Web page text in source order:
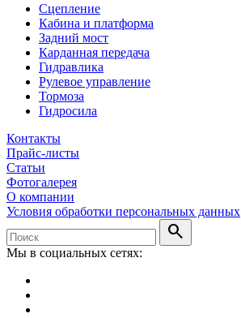
Сцепление
Кабина и платформа
Задний мост
Карданная передача
Гидравлика
Рулевое управление
Тормоза
Гидросила
Контакты
Прайс-листы
Статьи
Фотогалерея
О компании
Условия обработки персональных данных
search
Мы в социальных сетях: